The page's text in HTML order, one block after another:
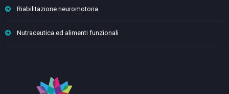
Riabilitazione neuromotoria
Nutraceutica ed alimenti funzionali